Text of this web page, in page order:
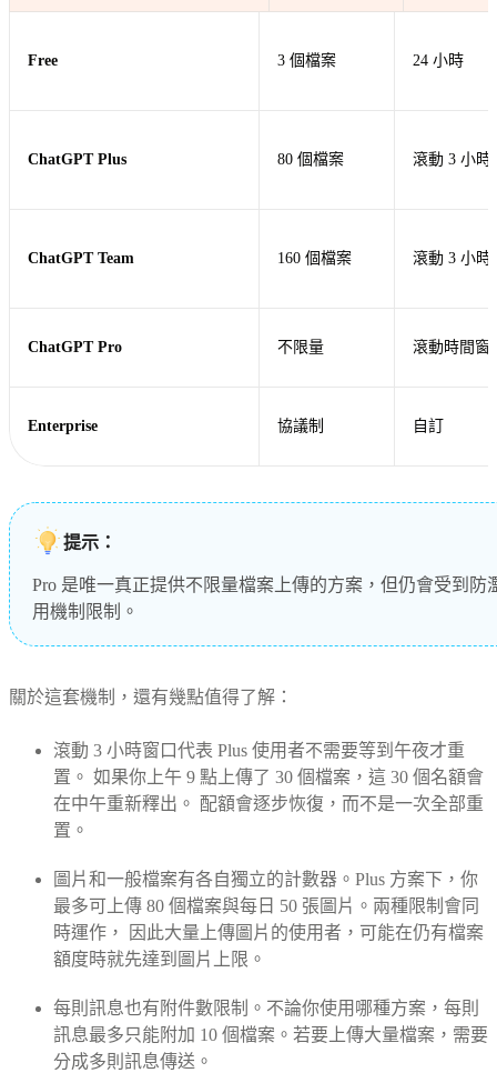
Free 3 個檔案 24 小時
ChatGPT Plus 80 個檔案 滾動 3 小時
ChatGPT Team 160 個檔案 滾動 3 小時
ChatGPT Pro 不限量 滾動時間窗
Enterprise 協議制 自訂
提示：
Pro 是唯一真正提供不限量檔案上傳的方案，但仍會受到防
用機制限制。
關於這套機制，還有幾點值得了解：
滾動 3 小時窗口代表 Plus 使用者不需要等到午夜才重
置。 如果你上午 9 點上傳了 30 個檔案，這 30 個名額會
在中午重新釋出。 配額會逐步恢復，而不是一次全部重
置。
圖片和一般檔案有各自獨立的計數器。Plus 方案下，你
最多可上傳 80 個檔案與每日 50 張圖片。兩種限制會同
時運作， 因此大量上傳圖片的使用者，可能在仍有檔案
額度時就先達到圖片上限。
每則訊息也有附件數限制。不論你使用哪種方案，每則
訊息最多只能附加 10 個檔案。若要上傳大量檔案，需要
分成多則訊息傳送。